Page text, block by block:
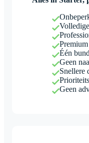
Één
Geen
Snellere
Geen